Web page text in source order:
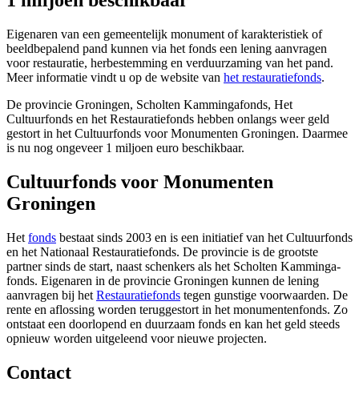
Eigenaren van een gemeentelijk monument of karakteristiek of
beeldbepalend pand kunnen via het fonds een lening aanvragen
voor restauratie, herbestemming en verduurzaming van het pand.
Meer informatie vindt u op de website van het restauratiefonds.
De provincie Groningen, Scholten Kammingafonds, Het
Cultuurfonds en het Restauratiefonds hebben onlangs weer geld
gestort in het Cultuurfonds voor Monumenten Groningen. Daarmee
is nu nog ongeveer 1 miljoen euro beschikbaar.
Cultuurfonds voor Monumenten
Groningen
Het fonds bestaat sinds 2003 en is een initiatief van het Cultuurfonds
en het Nationaal Restauratiefonds. De provincie is de grootste
partner sinds de start, naast schenkers als het Scholten Kamminga-
fonds. Eigenaren in de provincie Groningen kunnen de lening
aanvragen bij het Restauratiefonds tegen gunstige voorwaarden. De
rente en aflossing worden teruggestort in het monumentenfonds. Zo
ontstaat een doorlopend en duurzaam fonds en kan het geld steeds
opnieuw worden uitgeleend voor nieuwe projecten.
Contact